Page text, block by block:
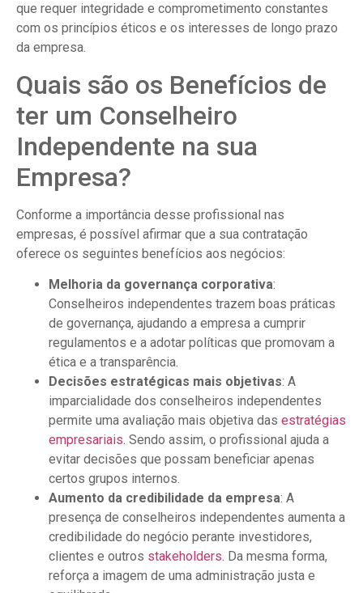
que requer integridade e comprometimento constantes
com os princípios éticos e os interesses de longo prazo
da empresa.
Quais são os Benefícios de
ter um Conselheiro
Independente na sua
Empresa?
Conforme a importância desse profissional nas
empresas, é possível afirmar que a sua contratação
oferece os seguintes benefícios aos negócios:
Melhoria da governança corporativa:
Conselheiros independentes trazem boas práticas
de governança, ajudando a empresa a cumprir
regulamentos e a adotar políticas que promovam a
ética e a transparência.
Decisões estratégicas mais objetivas: A
imparcialidade dos conselheiros independentes
permite uma avaliação mais objetiva das estratégias
empresariais. Sendo assim, o profissional ajuda a
evitar decisões que possam beneficiar apenas
certos grupos internos.
Aumento da credibilidade da empresa: A
presença de conselheiros independentes aumenta a
credibilidade do negócio perante investidores,
clientes e outros stakeholders. Da mesma forma,
reforça a imagem de uma administração justa e